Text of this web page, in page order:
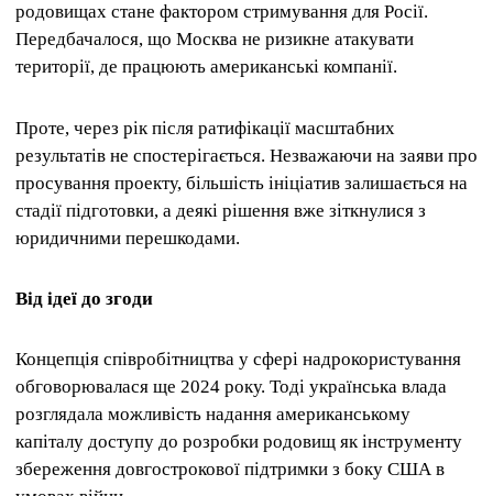
родовищах стане фактором стримування для Росії.
Передбачалося, що Москва не ризикне атакувати
території, де працюють американські компанії.
Проте, через рік після ратифікації масштабних
результатів не спостерігається. Незважаючи на заяви про
просування проекту, більшість ініціатив залишається на
стадії підготовки, а деякі рішення вже зіткнулися з
юридичними перешкодами.
Від ідеї до згоди
Концепція співробітництва у сфері надрокористування
обговорювалася ще 2024 року. Тоді українська влада
розглядала можливість надання американському
капіталу доступу до розробки родовищ як інструменту
збереження довгострокової підтримки з боку США в